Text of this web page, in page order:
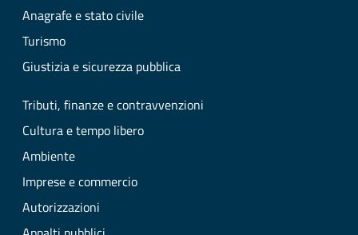
Anagrafe e stato civile
Turismo
Giustizia e sicurezza pubblica
Tributi, finanze e contravvenzioni
Cultura e tempo libero
Ambiente
Imprese e commercio
Autorizzazioni